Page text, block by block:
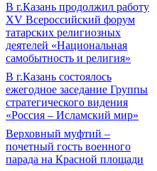
В г.Казань продолжил работу
XV Всероссийский форум
татарских религиозных
деятелей «Национальная
самобытность и религия»
В г.Казань состоялось
ежегодное заседание Группы
стратегического видения
«Россия – Исламский мир»
Верховный муфтий –
почетный гость военного
парада на Красной площади